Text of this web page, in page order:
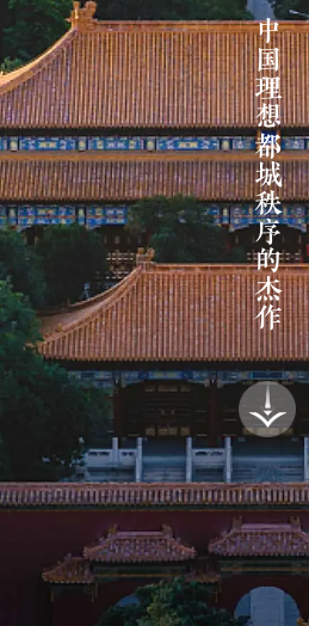
中国理想都城秩序的杰作